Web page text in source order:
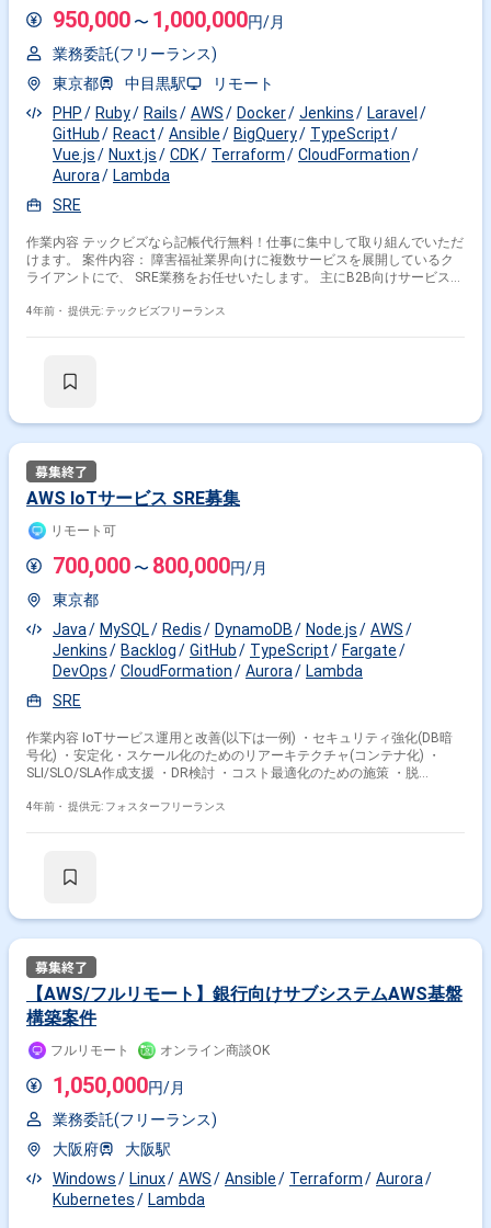
950,000 〜 1,000,000円/月
業務委託(フリーランス)
東京都
中目黒駅
リモート
PHP
Ruby Rails AWS Docker Jenkins
Laravel
GitHub
React Ansible BigQuery
TypeScript
Vue.js
Nuxt.js CDK Terraform
CloudFormation
Aurora
Lambda
SRE
作業内容 テックビズなら記帳代行無料！仕事に集中して取り組んでいただ
けます。 案件内容： 障害福祉業界向けに複数サービスを展開しているク
ライアントにで、 SRE業務をお任せいたします。 主にB2B向けサービスに
サービスを増やしていきますので、プロダクトが増えても品質の高いサー
ィも担保されるような基盤づくりを目指していただきます。 ＜現在の開発
SQS、Lambda、CloudFront、ElasticCache、CloudFormation、
CodeDeploy、CodeBuild、StepFunctions、Organization etc..）、
Docker、Ansible、Fabric、Terraform、Fluentd、BigQuery ## 開発ツール
GitHub、GitHub Action、CircleCI、Jenkins、Datadog/Mackerel etc.. ## コ
ミュニケーション Slack、Google Meet、Jamboard、esa、kibela、Google
chat 諸条件： ■時 期：即日 ■精 算：有 140～180予定 ■場 所：中目
黒 ■時 間：定時 10:00~19:00 ■面 談：1回 ■服 装：指定なし ■リモー
ト有無：有（基本リモート勤務） 備考： ☆おすすめポイント☆ リモート
勤務可能です。 一人ひとりの人生を変える社会貢献性の高いプロダクト開
発に携われるクライアントです。 マイクロサービスで作られたシステムで
の開発が可能です。 ※以下に該当する方からの応募はお断りしておりま
す。 なお、選考を進めるにあたってスキルシートが必要です。 -------------------
------------------------------------- ・40代以上の方 ・外国籍の方(永住権をお持ちの方は
問題ございません) ・週5日稼働できない方 -------------------------------------------------------
4年前・ 提供元: テックビズフリーランス
AWS IoTサービス SRE募集
リモート可
700,000 〜 800,000円/月
東京都
Java
MySQL Redis DynamoDB Node.js
AWS
Jenkins
Backlog GitHub TypeScript
Fargate
DevOps
CloudFormation Aurora
Lambda
SRE
作業内容 IoTサービス運用と改善(以下は一例) ・セキュリティ強化(DB暗
号化) ・安定化・スケール化のためのリアーキテクチャ(コンテナ化) ・
SLI/SLO/SLA作成支援 ・DR検討 ・コスト最適化のための施策 ・脱
＜環境＞ ・AWS(EC2, ECS, Fargate, VPC, Aurora MySQL, S3, Lambda,
モート可
4年前・ 提供元: フォスターフリーランス
【AWS/フルリモート】銀行向けサブシステムAWS基盤
構築案件
フルリモート オンライン商談OK
1,050,000円/月
業務委託(フリーランス)
大阪府
大阪駅
Windows
Linux AWS Ansible Terraform
Aurora
Kubernetes
Lambda